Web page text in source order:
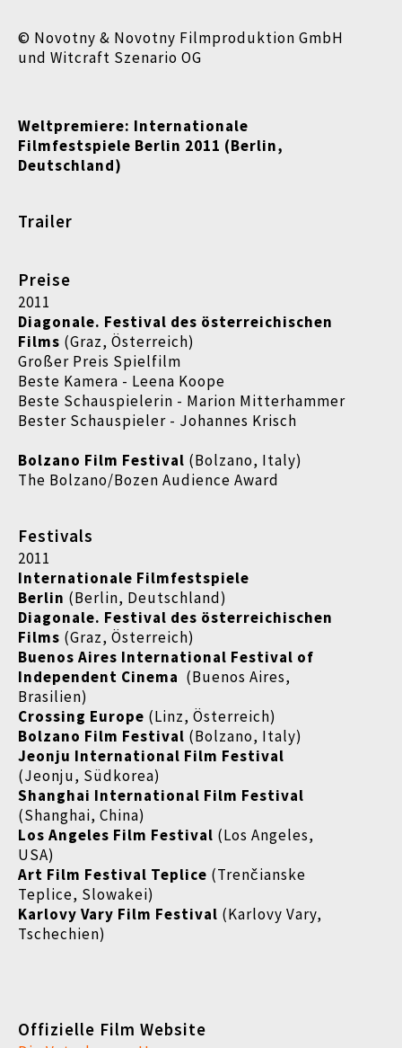
© Novotny & Novotny Filmproduktion GmbH
und Witcraft Szenario OG
Weltpremiere: Internationale
Filmfestspiele Berlin 2011 (Berlin,
Deutschland)
Trailer
Preise
2011
Diagonale. Festival des österreichischen
Films (Graz, Österreich)
Großer Preis Spielfilm
Beste Kamera - Leena Koope
Beste Schauspielerin - Marion Mitterhammer
Bester Schauspieler - Johannes Krisch
Bolzano Film Festival (Bolzano, Italy)
The Bolzano/Bozen Audience Award
Festivals
2011
Internationale Filmfestspiele
Berlin (Berlin, Deutschland)
Diagonale. Festival des österreichischen
Films (Graz, Österreich)
Buenos Aires International Festival of
Independent Cinema (Buenos Aires,
Brasilien)
Crossing Europe (Linz, Österreich)
Bolzano Film Festival (Bolzano, Italy)
Jeonju International Film Festival
(Jeonju, Südkorea)
Shanghai International Film Festival
(Shanghai, China)
Los Angeles Film Festival (Los Angeles,
USA)
Art Film Festival Teplice (Trenčianske
Teplice, Slowakei)
Karlovy Vary Film Festival (Karlovy Vary,
Tschechien)
Offizielle Film Website